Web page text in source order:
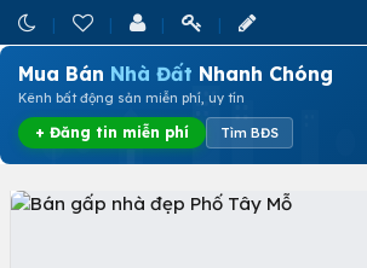
Mua Bán Nhà Đất Nhanh Chóng
Kênh bất động sản miễn phí, uy tín
+ Đăng tin miễn phí Tìm BĐS